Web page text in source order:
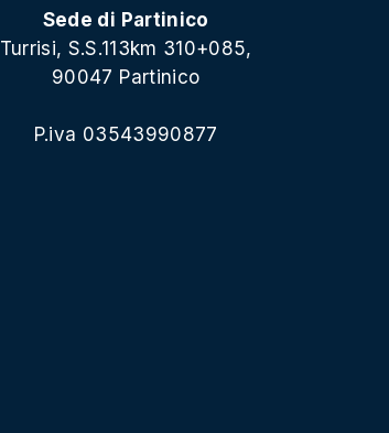
Sede di Partinico
Turrisi, S.S.113km 310+085,
90047 Partinico
P.iva 03543990877